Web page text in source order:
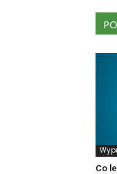
Co